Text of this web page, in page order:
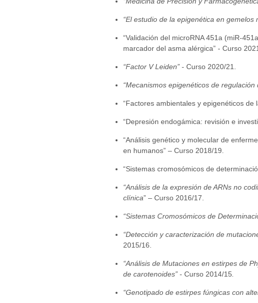
“El estudio de la epigenética en gemelos
“Validación del microRNA 451a (miR-
marcador del asma alérgica” - Curso
“Factor V Leiden” - Curso 2020/21.
“Mecanismos epigenéticos de regulación
“Factores ambientales y epigenéticos de
“Depresión endogámica: revisión e
“Análisis genético y molecular de
en humanos” – Curso 2018/19.
“Sistemas cromosómicos de
“Análisis de la expresión de ARNs no
clínica” – Curso 2016/17.
“Sistemas Cromosómicos de
“Detección y caracterización de
2015/16.
“Análisis de Mutaciones en estirpes de
de carotenoides” - Curso 2014/15
“Genotipado de estirpes fúngicas con